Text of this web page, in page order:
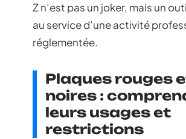
Z n’est pas un joker, mais un
au service d’une activité
réglementée.
Plaques rouges
noires :
leurs usages et
restrictions